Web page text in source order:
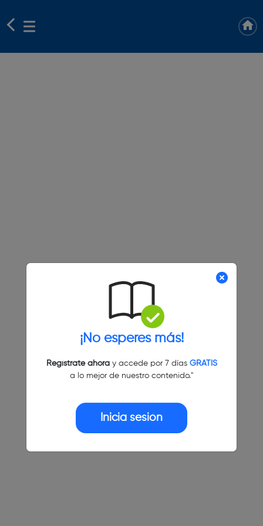
¡No esperes más!
Regístrate ahoray accede por 7 días GRATIS
a lo mejor de nuestro contenido."
Inicia sesión